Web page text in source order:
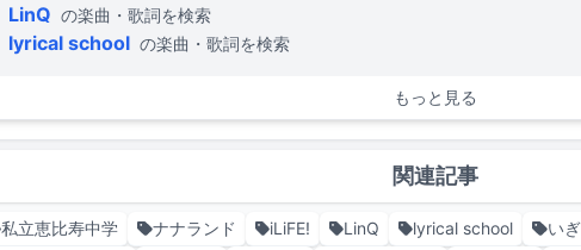
LinQ の楽曲・歌詞を検索
lyrical school の楽曲・歌詞を検索
もっと見る
関連記事
私立恵比寿中学 ナナランド iLiFE! LinQ lyrical school い